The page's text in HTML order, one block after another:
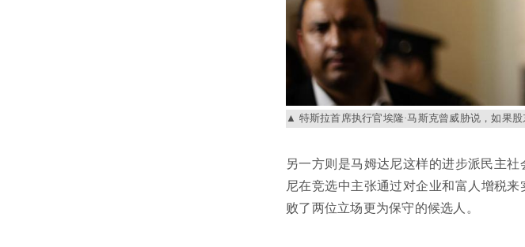
特斯拉首席执行官埃隆·马斯克曾威胁说，如果
另一方则是马姆达尼这样的进步派民主
尼在竞选中主张通过对企业和富人增税
败了两位立场更为保守的候选人。